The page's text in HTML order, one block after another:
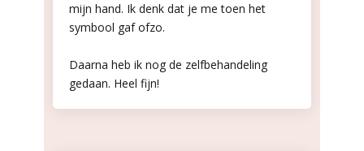
mijn hand. Ik denk dat je me toen het
symbool gaf ofzo.
Daarna heb ik nog de zelfbehandeling
gedaan. Heel fijn!